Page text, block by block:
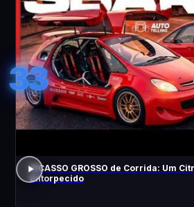
33
PICASSO GROSSO de Corrida: Um
Entorpecido